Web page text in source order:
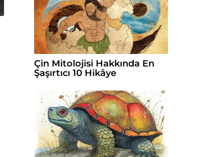
Çin Mitolojisi Hakkında En
Şaşırtıcı 10 Hikâye